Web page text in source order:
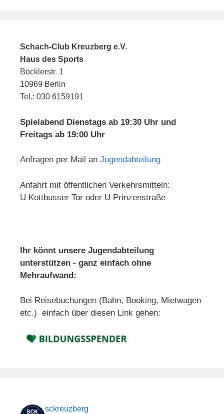
Schach-Club Kreuzberg e.V.
Haus des Sports
Böcklerstr. 1
10969 Berlin
Tel.: 030 6159191
Spielabend Dienstags ab 19:30 Uhr und
Freitags ab 19:00 Uhr
Anfragen per Mail an Jugendabteilung
Anfahrt mit öffentlichen Verkehrsmitteln:
U Kottbusser Tor oder U Prinzenstraße
Ihr könnt unsere Jugendabteilung
unterstützen - ganz einfach ohne
Mehraufwand:
Bei Reisebuchungen (Bahn, Booking, Mietwagen
etc.) einfach über diesen Link gehen:
sckreuzberg